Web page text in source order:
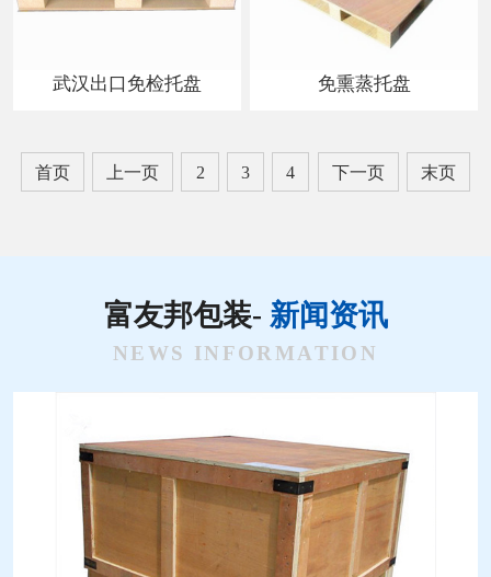
武汉出口免检托盘 免熏蒸托盘
首页 上一页 2 3 4 下一页 末页
富友邦包装- 新闻资讯
NEWS INFORMATION